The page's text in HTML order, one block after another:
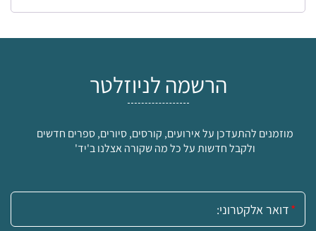
הרשמה לניוזלטר
מוזמנים להתעדכן על אירועים, קורסים, סיורים, ספרים חדשים
ולקבל חדשות על כל מה שקורה אצלנו ב'יד'
אימייל: